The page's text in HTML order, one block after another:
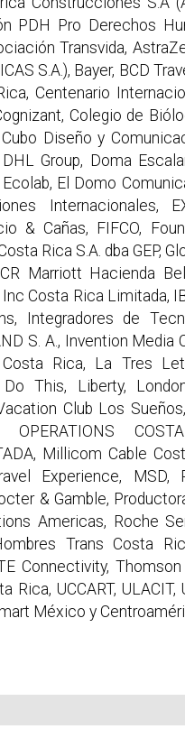
PDH Pro Derechos
Transvida,
S.A.), Bayer, BCD
Centenario
Colegio de
Diseño y
Group, Doma
Ecolab, El Domo
Internacionales,
& Cañas, FIFCO,
Rica S.A. dba GEP,
Marriott Hacienda
Costa Rica Limitada,
Integradores de
S. A., Invention Media
Rica, La Tres
This, Liberty,
Club Los
OPERATIONS
Millicom Cable
Experience, MSD,
& Gamble,
Americas, Roche
Trans Costa
Connectivity,
Rica, UCCART,
México y